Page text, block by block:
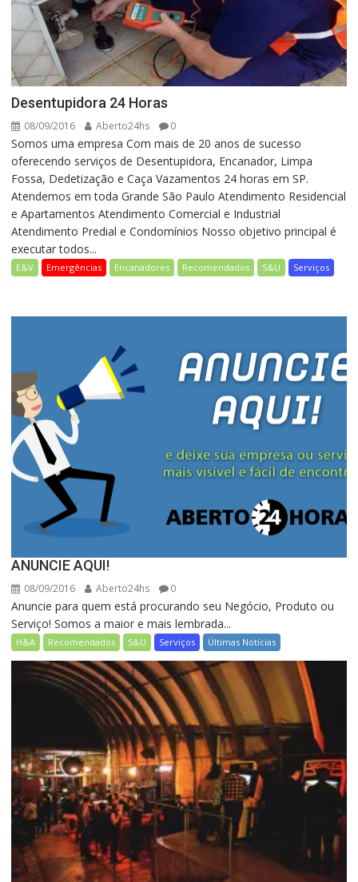
Desentupidora 24 Horas
08/09/2016 Aberto24hs 0
Somos uma empresa Com mais de 20 anos de sucesso
oferecendo serviços de Desentupidora, Encanador, Limpa
Fossa, Dedetização e Caça Vazamentos 24 horas em SP.
Atendemos em toda Grande São Paulo Atendimento Residencial
e Apartamentos Atendimento Comercial e Industrial
Atendimento Predial e Condomínios Nosso objetivo principal é
executar todos...
E&V Emergências Encanadores Recomendados S&U Serviços
ANUNCIE AQUI!
08/09/2016 Aberto24hs 0
Anuncie para quem está procurando seu Negócio, Produto ou
Serviço! Somos a maior e mais lembrada...
H&A Recomendados S&U Serviços Últimas Notícias